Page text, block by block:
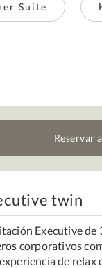
Suite
Reservar
twin
Executive de
corporativos
de relax